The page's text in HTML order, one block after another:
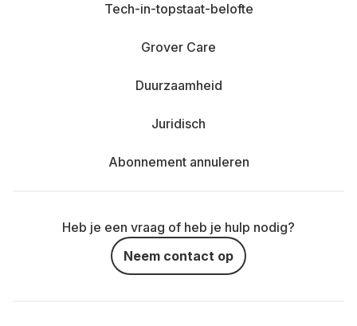
Tech-in-topstaat-belofte
Grover Care
Duurzaamheid
Juridisch
Abonnement annuleren
Heb je een vraag of heb je hulp nodig?
Neem contact op